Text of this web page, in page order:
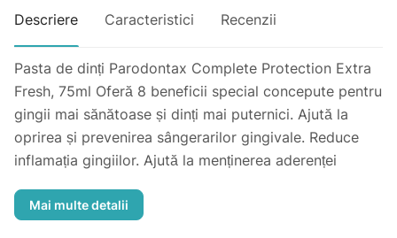
Descriere Caracteristici Recenzii
Pasta de dinți Parodontax Complete Protection Extra
Fresh, 75ml Oferă 8 beneficii special concepute pentru
gingii mai sănătoase și dinți mai puternici. Ajută la
oprirea și prevenirea sângerarilor gingivale. Reduce
inflamația gingiilor. Ajută la menținerea aderenței
profunzime. Ajută la redarea albului natural al dinților.